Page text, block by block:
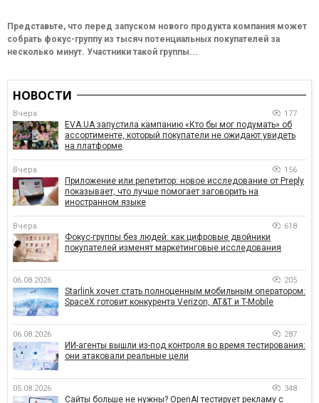
Представьте, что перед запуском нового продукта компания может
собрать фокус-группу из тысяч потенциальных покупателей за
несколько минут. Участники такой группы...
НОВОСТИ
Вчера 177
EVA.UA запустила кампанию «Кто бы мог подумать» об
ассортименте, который покупатели не ожидают увидеть
на платформе
Вчера 156
Приложение или репетитор: новое исследование от Preply
показывает, что лучше помогает заговорить на
иностранном языке
Вчера 618
Фокус-группы без людей: как цифровые двойники
покупателей изменят маркетинговые исследования
06.08.2026 205
Starlink хочет стать полноценным мобильным оператором:
SpaceX готовит конкурента Verizon, AT&T и T-Mobile
06.08.2026 287
ИИ-агенты вышли из-под контроля во время тестирования:
они атаковали реальные цели
05.08.2026 348
Сайты больше не нужны? OpenAI тестирует рекламу с